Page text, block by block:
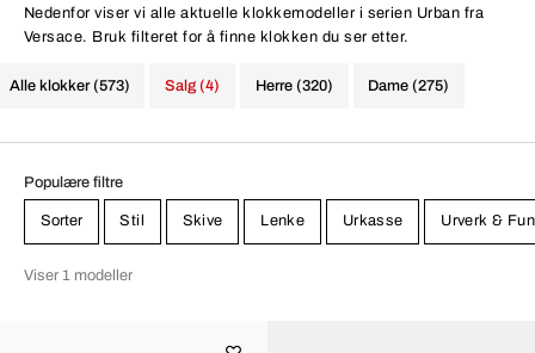
Nedenfor viser vi alle aktuelle klokkemodeller i serien Urban fra
Versace. Bruk filteret for å finne klokken du ser etter.
Alle klokker (573) Herre (320) Dame (275)
Salg (4)
Populære filtre
Sorter Stil Skive Lenke Urkasse Urverk &
Viser 1 modeller